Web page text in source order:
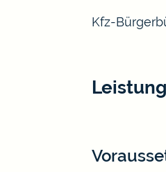
Kfz-